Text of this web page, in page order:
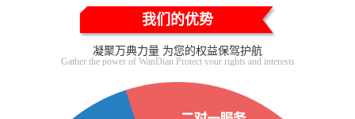
我们的优势
凝聚万典力量 为您的权益保驾护航
Gather the power of WanDian Protect your rights and interests